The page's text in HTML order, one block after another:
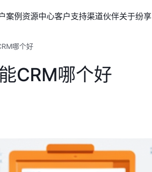
案例资源中心客户支持渠道伙伴关于纷享
哪个好
CRM哪个好